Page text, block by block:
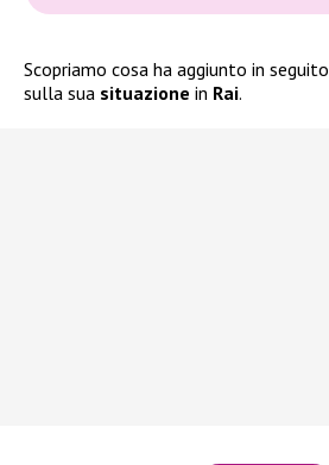
Scopriamo cosa ha aggiunto in seguito
sulla sua situazione in Rai.